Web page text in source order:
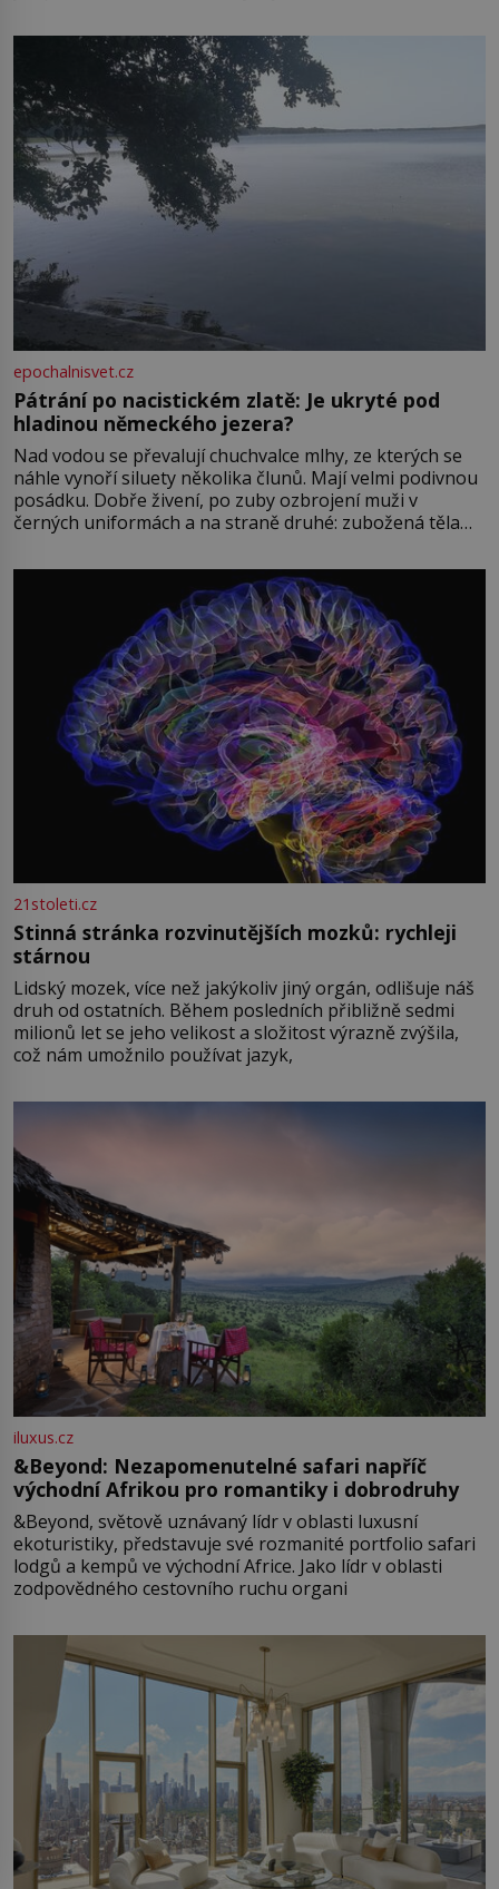
Boskovice na okraji Drahanské vrchoviny vznikla někdy
ve13. století, a už v roce 1313 kronikáři zaznamenali
epochalnisvet.cz
Pátrání po nacistickém zlatě: Je ukryté pod
hladinou německého jezera?
Nad vodou se převalují chuchvalce mlhy, ze kterých se
náhle vynoří siluety několika člunů. Mají velmi podivnou
posádku. Dobře živení, po zuby ozbrojení muži v
černých uniformách a na straně druhé: zubožená těla
přízračná scéna znamená? Je jaro roku 1945, druhá
světová válka se chýlí ke konci. Jezero Stolpsee
21stoleti.cz
Stinná stránka rozvinutějších mozků: rychleji
stárnou
Lidský mozek, více než jakýkoliv jiný orgán, odlišuje náš
druh od ostatních. Během posledních přibližně sedmi
milionů let se jeho velikost a složitost výrazně zvýšila,
což nám umožnilo používat jazyk,
iluxus.cz
&Beyond: Nezapomenutelné safari napříč
východní Afrikou pro romantiky i dobrodruhy
&Beyond, světově uznávaný lídr v oblasti luxusní
ekoturistiky, představuje své rozmanité portfolio safari
lodgů a kempů ve východní Africe. Jako lídr v oblasti
zodpovědného cestovního ruchu organi